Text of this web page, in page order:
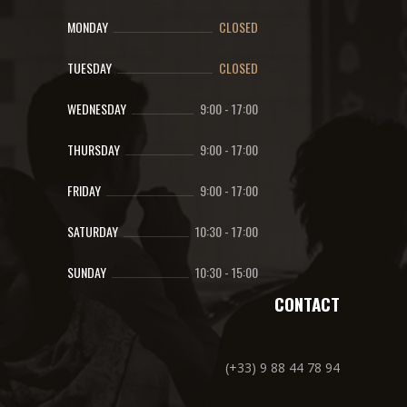
MONDAY CLOSED
TUESDAY CLOSED
WEDNESDAY 9:00-17:00
THURSDAY 9:00-17:00
FRIDAY 9:00-17:00
SATURDAY 10:30-17:00
SUNDAY 10:30-15:00
CONTACT
(+33) 9 88 44 78 94